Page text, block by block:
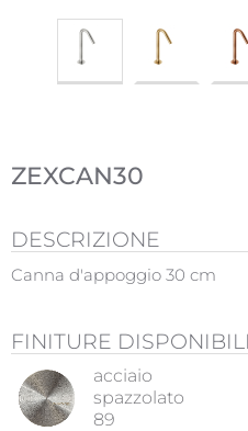
ZEXCAN30
DESCRIZIONE
Canna d'appoggio 30 cm
FINITURE DISPONIBILI
acciaio
spazzolato
89